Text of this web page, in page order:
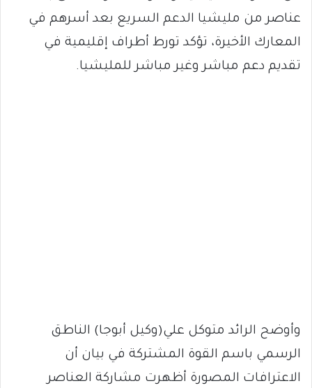
عناصر من مليشيا الدعم السريع بعد أسرهم في
المعارك الأخيرة، تؤكد تورط أطراف إقليمية في
تقديم دعم مباشر وغير مباشر للمليشيا.
وأوضح الرائد متوكل علي(وكيل أبوجا) الناطق
الرسمي باسم القوة المشتركة في بيان أن
الاعترافات المصورة أظهرت مشاركة العناصر